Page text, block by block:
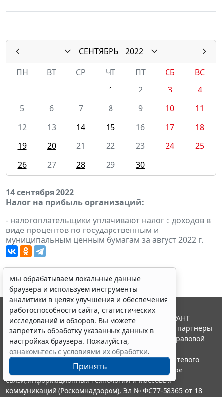
СЕНТЯБРЬ
2022
ПН
ВТ СР ЧТ ПТ СБ
ВС
1
2 3
4
5
6 7 8 9 10
11
12
13 14 15 16 17
18
19
20 21 22 23 24
25
26
27 28 29 30
14 сентября 2022
Налог на прибыль организаций:
- налогоплательщики уплачивают налог с доходов в
виде процентов по государственным и
муниципальным ценным бумагам за август 2022 г.
Мы обрабатываем локальные данные
браузера и используем инструменты
аналитики в целях улучшения и обеспечения
работоспособности сайта, статистических
исследований и обзоров. Вы можете
запретить обработку указанных данных в
настройках браузера. Пожалуйста,
ознакомьтесь с условиями их обработки.
Принять
© ООО "НПП "ГАРАНТ-СЕРВИС", 2026. Система ГАРАНТ
выпускается с 1990 года. Компания "Гарант" и ее партнеры
являются участниками Российской ассоциации правовой
информации ГАРАНТ.
Портал ГАРАНТ.РУ зарегистрирован в качестве сетевого
издания Федеральной службой по надзору в сфере
связи,информационных технологий и массовых
коммуникаций (Роскомнадзором), Эл № ФС77-58365 от 18